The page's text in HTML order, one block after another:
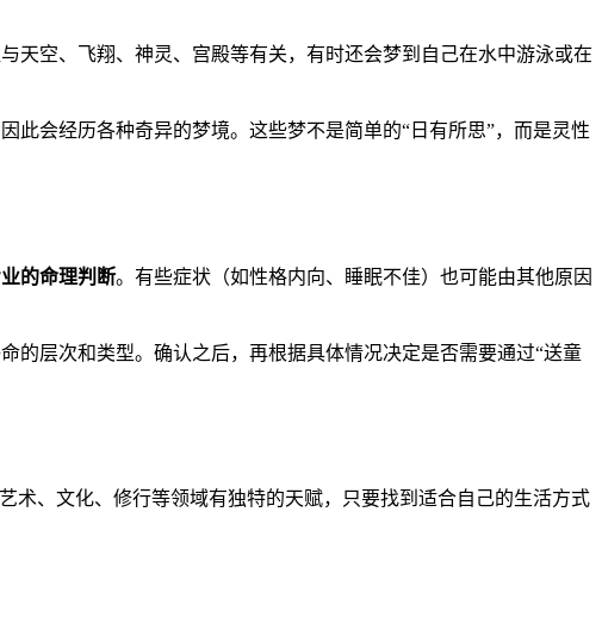
天空、飞翔、神灵、宫殿等有关，有时还会梦到自己在水中游泳或在
会经历各种奇异的梦境。这些梦不是简单的“日有所思”，而是灵性
的命理判断。有些症状（如性格内向、睡眠不佳）也可能由其他原因
的层次和类型。确认之后，再根据具体情况决定是否需要通过“送童
术、文化、修行等领域有独特的天赋，只要找到适合自己的生活方式